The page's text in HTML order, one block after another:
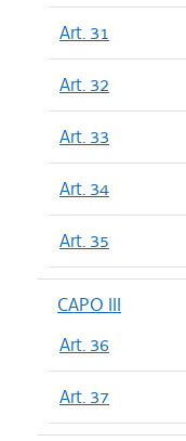
Art. 31
Art. 32
Art. 33
Art. 34
Art. 35
CAPO III
Art. 36
Art. 37